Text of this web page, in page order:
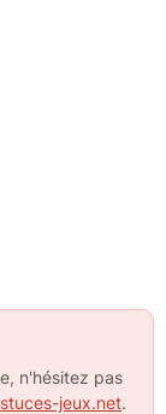
n'hésitez pas
jeux.net.